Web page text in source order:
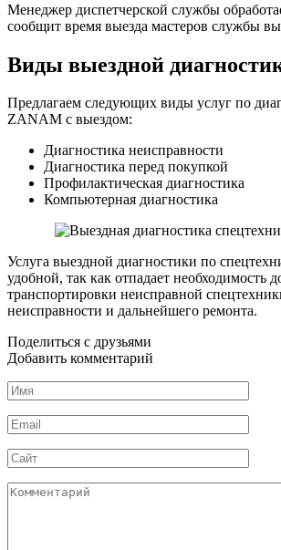
Менеджер диспетчерской службы
сообщит время выезда мастеров службы
Виды выездной
Предлагаем следующих виды услуг по
ZANAM с выездом:
Диагностика неисправности
Диагностика перед покупкой
Профилактическая диагностика
Компьютерная диагностика
Услуга выездной диагностики по
удобной, так как отпадает необходимость
транспортировки неисправной
неисправности и дальнейшего ремонта.
Поделиться с друзьями
Добавить комментарий
Имя
*
Email
*
Сайт
Комментарий